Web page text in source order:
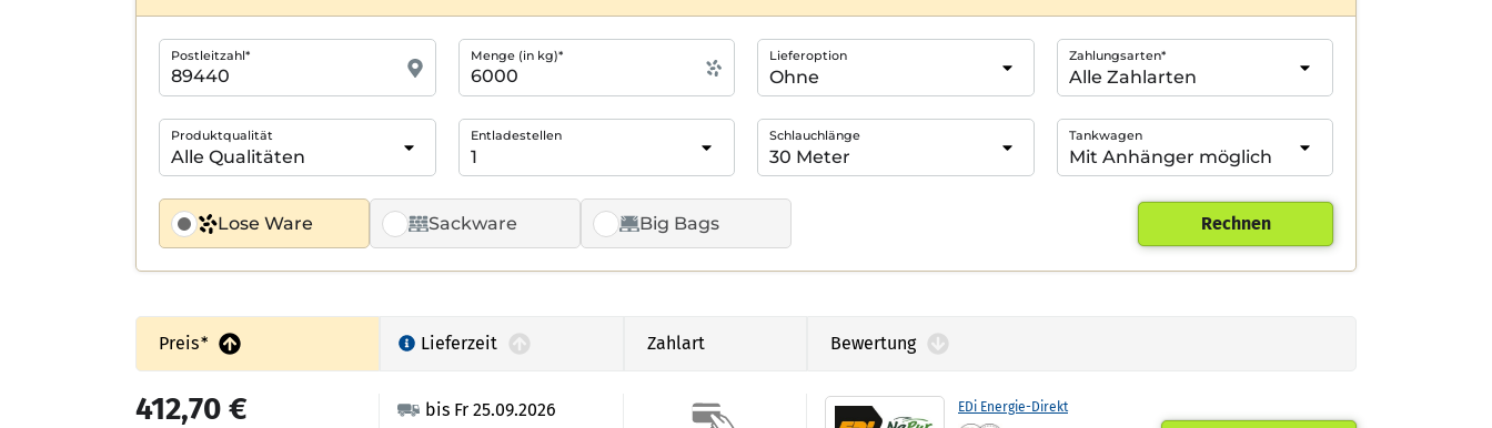
Lose Ware Sackware Big Bags
Postleitzahl* Menge (in kg)* Lieferoption Zahlungsarten*
Produktqualität Entladestellen Schlauchlänge Tankwagen
Rechnen
Preis* Lieferzeit Zahlart Bewertung
EDi Energie-Direkt
bis Fr 25.09.2026
412,70 €